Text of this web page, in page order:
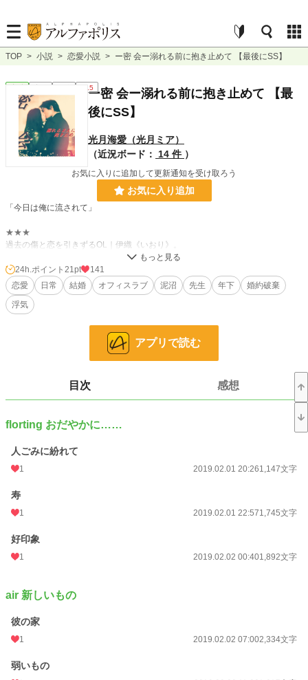
TOP > 小説 > 恋愛小説 > ー密 会ー溺れる前に抱き止めて 【最後にSS】
R15ー密 会ー溺れる前に抱き止めて 【最
後にSS】
光月海愛（光月ミア）
（近況ボード：
14 件 ）
お気に入りに追加して更新通知を受け取ろう
お気に入り追加
「今日は俺に流されて」
★★★
過去の傷と恋を引きずるOL｜伊織《いおり》。
高校の同級生との婚約話が進む中、職場に、年下であり、上司でもある ｜葉築
《はずき》が現れて、穏やかな生活が変わり始める。
※ 途中から、過激ではありませんが、大人描写があるためにR15とさせて頂き
※ お気に入り＆栞の数が目標数に到達した場合は、エブリスタでの応援特典小
小説 24,935 位 / 228,726 件
恋愛 10,777 位 / 66,355 件
お気に入り 124
24h.ポイント
文字数
更新日時
初回公開日時
週間ポイント 0 pt (228,726 位)
月間ポイント
年間ポイント
累計ポイント
24h.ポイント 21pt
141
恋愛
日常 結婚 オフィスラブ 泥沼 先生 年下
婚約破棄
浮気
アプリで読む
目次 感想
florting おだやかに……
人ごみに紛れて
1 2019.02.01 20:261,147文字
寿
1 2019.02.01 22:571,745文字
好印象
1 2019.02.02 00:401,892文字
air 新しいもの
彼の家
1 2019.02.02 07:002,334文字
弱いもの